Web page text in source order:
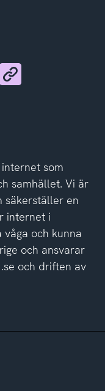
som
samhället. Vi är
säkerställer en
internet i
och kunna
och ansvarar
och driften av